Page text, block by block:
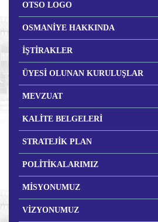
OTSO LOGO
OSMANİYE HAKKINDA
İŞTİRAKLER
ÜYESİ OLUNAN KURULUŞLAR
MEVZUAT
KALİTE BELGELERİ
STRATEJİK PLAN
POLİTİKALARIMIZ
MİSYONUMUZ
VİZYONUMUZ